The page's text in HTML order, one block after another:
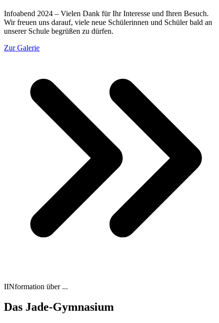
Infoabend 2024 – Vielen Dank für Ihr Interesse und Ihren Besuch.
Wir freuen uns darauf, viele neue Schülerinnen und Schüler bald an
unserer Schule begrüßen zu dürfen.
Zur Galerie
IINformation über ...
Das Jade-Gymnasium